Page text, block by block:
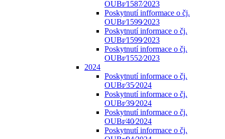
OUBr⁄1587⁄2023
Poskytnutí infformace o čj.
OUBr⁄1599⁄2023
Poskytnutí informace o čj.
OUBr⁄1599⁄2023
Poskytnutí informace o čj.
OUBr⁄1552⁄2023
2024
Poskytnutí informace o čj.
OUBr⁄35⁄2024
Poskytnutí informace o čj.
OUBr⁄39⁄2024
Poskytnutí informace o čj.
OUBr⁄40⁄2024
Poskytnutí informace o čj.